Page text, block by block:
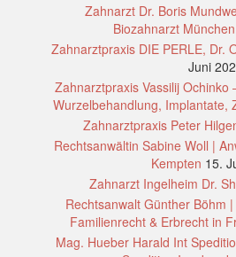
Zahnarzt Dr. Boris
Biozahnarzt
Zahnarztpraxis DIE PERLE, Dr.
Juni
Zahnarztpraxis Vassilij
Wurzelbehandlung, Implantate,
Zahnarztpraxis Peter
Rechtsanwältin Sabine Woll |
Kempten 15.
Zahnarzt Ingelheim Dr.
Rechtsanwalt Günther Böhm
Familienrecht & Erbrecht in
Mag. Hueber Harald Int